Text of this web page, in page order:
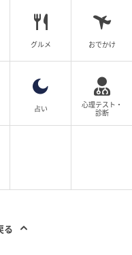
の使いづらさが原因
駐車場を日常生活の
で想像しておく必要
岩井佑樹
査定・買取に携わり
グルメ おでかけ
占い
心理テスト・
診断
る